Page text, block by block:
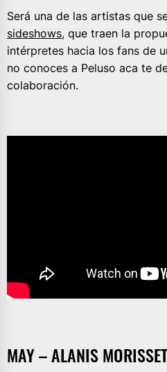
Será una de las artistas que
sideshows, que traen la
intérpretes hacia los fans de
no conoces a Peluso aca te
colaboración.
MAY – ALANIS